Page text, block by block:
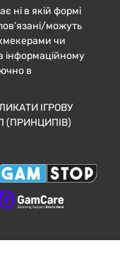
ні в якій формі
можуть
чи
інформаційному
в
ІГРОВУ
(ПРИНЦИПІВ)